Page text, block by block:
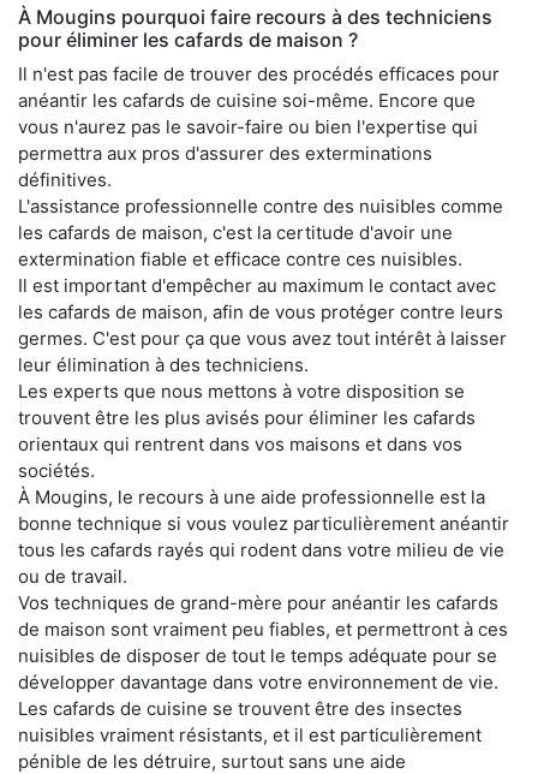
À Mougins pourquoi faire recours à des techniciens
pour éliminer les cafards de maison ?
Il n'est pas facile de trouver des procédés efficaces pour
anéantir les cafards de cuisine soi-même. Encore que
vous n'aurez pas le savoir-faire ou bien l'expertise qui
permettra aux pros d'assurer des exterminations
définitives.
L'assistance professionnelle contre des nuisibles comme
les cafards de maison, c'est la certitude d'avoir une
extermination fiable et efficace contre ces nuisibles.
Il est important d'empêcher au maximum le contact avec
les cafards de maison, afin de vous protéger contre leurs
germes. C'est pour ça que vous avez tout intérêt à laisser
leur élimination à des techniciens.
Les experts que nous mettons à votre disposition se
trouvent être les plus avisés pour éliminer les cafards
orientaux qui rentrent dans vos maisons et dans vos
sociétés.
À Mougins, le recours à une aide professionnelle est la
bonne technique si vous voulez particulièrement anéantir
tous les cafards rayés qui rodent dans votre milieu de vie
ou de travail.
Vos techniques de grand-mère pour anéantir les cafards
de maison sont vraiment peu fiables, et permettront à ces
nuisibles de disposer de tout le temps adéquate pour se
développer davantage dans votre environnement de vie.
Les cafards de cuisine se trouvent être des insectes
nuisibles vraiment résistants, et il est particulièrement
pénible de les détruire, surtout sans une aide